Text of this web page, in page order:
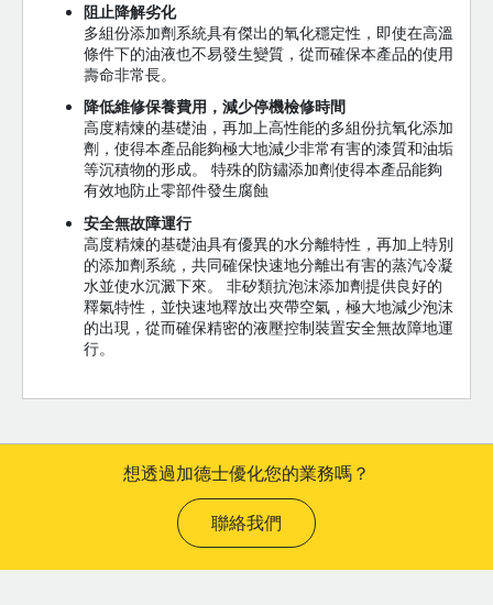
阻止降解劣化
多組份添加劑系統具有傑出的氧化穩定性，即使在高溫
條件下的油液也不易發生變質，從而確保本產品的使用
壽命非常長。
降低維修保養費用，減少停機檢修時間
高度精煉的基礎油，再加上高性能的多組份抗氧化添加
劑，使得本產品能夠極大地減少非常有害的漆質和油垢
等沉積物的形成。 特殊的防鏽添加劑使得本產品能夠
有效地防止零部件發生腐蝕
安全無故障運行
高度精煉的基礎油具有優異的水分離特性，再加上特別
的添加劑系統，共同確保快速地分離出有害的蒸汽冷凝
水並使水沉澱下來。 非矽類抗泡沫添加劑提供良好的
釋氣特性，並快速地釋放出夾帶空氣，極大地減少泡沫
的出現，從而確保精密的液壓控制裝置安全無故障地運
行。
想透過加德士優化您的業務嗎？
聯絡我們